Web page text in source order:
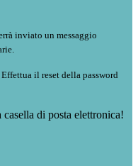
inviato un messaggio
il reset della password
di posta elettronica!